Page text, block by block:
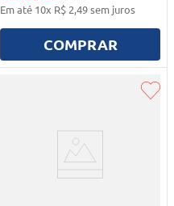
Em até 10x R$ 2,49sem juros
COMPRAR